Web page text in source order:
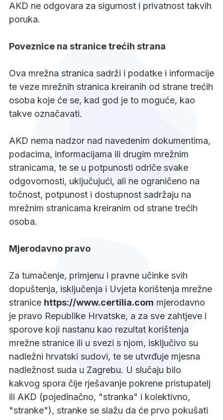
AKD ne odgovara za sigurnost i privatnost takvih
poruka.
Poveznice na stranice trećih strana
Ova mrežna stranica sadrži i podatke i informacije
te veze mrežnih stranica kreiranih od strane trećih
osoba koje će se, kad god je to moguće, kao
takve označavati.
AKD nema nadzor nad navedenim dokumentima,
podacima, informacijama ili drugim mrežnim
stranicama, te se u potpunosti odriče svake
odgovornosti, uključujući, ali ne ograničeno na
točnost, potpunost i dostupnost sadržaju na
mrežnim stranicama kreiranim od strane trećih
osoba.
Mjerodavno pravo
Za tumačenje, primjenu i pravne učinke svih
dopuštenja, isključenja i Uvjeta korištenja mrežne
stranice https://www.certilia.com mjerodavno
je pravo Republike Hrvatske, a za sve zahtjeve i
sporove koji nastanu kao rezultat korištenja
mrežne stranice ili u svezi s njom, isključivo su
nadležni hrvatski sudovi, te se utvrđuje mjesna
nadležnost suda u Zagrebu. U slučaju bilo
kakvog spora čije rješavanje pokrene pristupatelj
ili AKD (pojedinačno, "stranka" i kolektivno,
"stranke"), stranke se slažu da će prvo pokušati